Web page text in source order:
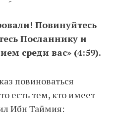
Повинуйтесь
Посланнику и
среди вас» (4:59).
повиноваться
есть тем, кто имеет
Ибн Таймия: